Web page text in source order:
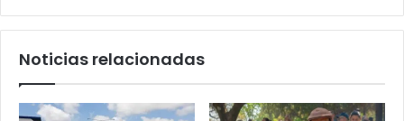
Noticias relacionadas